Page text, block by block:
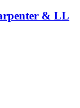
& LL